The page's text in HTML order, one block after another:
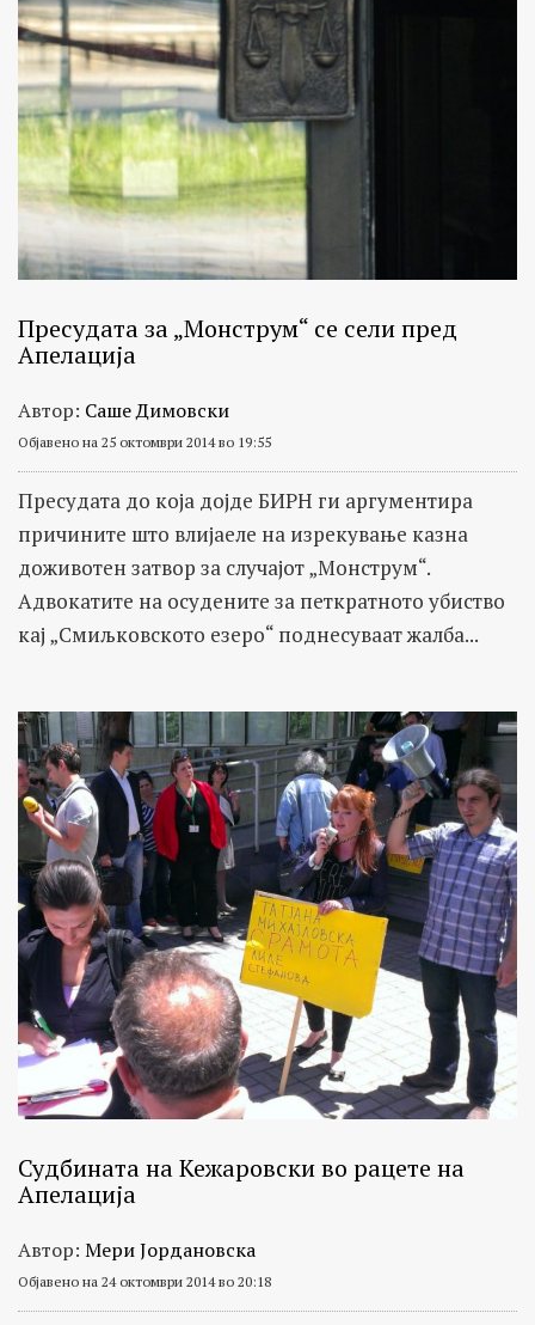
Пресудата за „Монструм“ се сели пред
Апелација
Автор: Саше Димовски
Објавено на 25 октомври 2014 во 19:55
Пресудата до која дојде БИРН ги аргументира
причините што влијаеле на изрекување казна
доживотен затвор за случајот „Монструм“.
Адвокатите на осудените за петкратното убиство
кај „Смиљковското езеро“ поднесуваат жалба...
Судбината на Кежаровски во рацете на
Апелација
Автор: Мери Јордановска
Објавено на 24 октомври 2014 во 20:18